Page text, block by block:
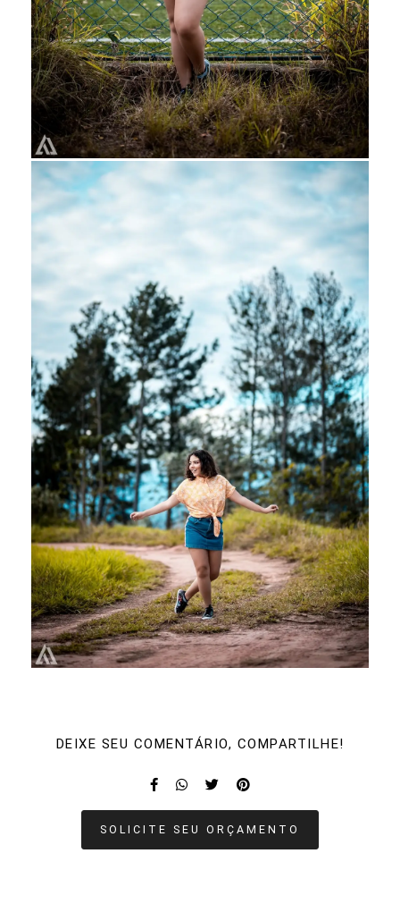
DEIXE SEU COMENTÁRIO, COMPARTILHE!
SOLICITE SEU ORÇAMENTO